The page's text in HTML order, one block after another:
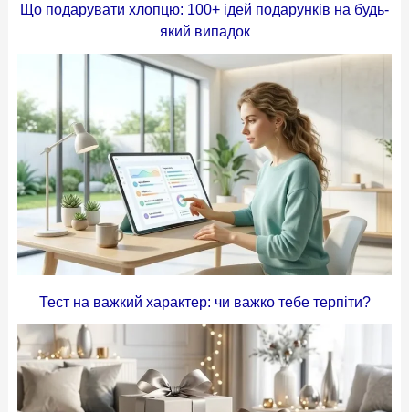
Що подарувати хлопцю: 100+ ідей подарунків на будь-
який випадок
Тест на важкий характер: чи важко тебе терпіти?